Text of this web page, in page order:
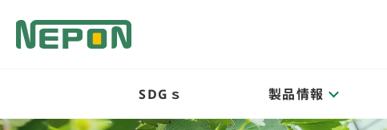
SDGｓ 製品情報